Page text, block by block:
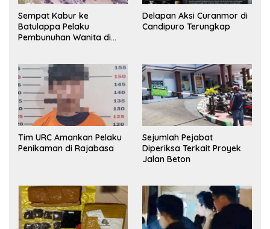
Sempat Kabur ke
Batulappa Pelaku
Pembunuhan Wanita di
Delapan Aksi Curanmor di
Candipuro Terungkap
Tim URC Amankan Pelaku
Penikaman di Rajabasa
Sejumlah Pejabat
Diperiksa Terkait Proyek
Jalan Beton